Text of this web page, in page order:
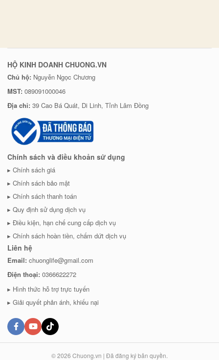
HỘ KINH DOANH CHUONG.VN
Chủ hộ: Nguyễn Ngọc Chương
MST: 089091000046
Địa chỉ: 39 Cao Bá Quát, Di Linh, Tỉnh Lâm Đồng
Chính sách và điều khoản sử dụng
Chính sách giá
Chính sách bảo mật
Chính sách thanh toán
Quy định sử dụng dịch vụ
Điều kiện, hạn chế cung cấp dịch vụ
Chính sách hoàn tiền, chấm dứt dịch vụ
Liên hệ
Email: chuonglife@gmail.com
Điện thoại: 0366622272
Hình thức hỗ trợ trực tuyến
Giải quyết phản ánh, khiếu nại
© 2026 Chuong.vn | Đã đăng ký bản quyền.